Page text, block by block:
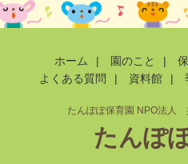
ホーム | 園のこと |
よくある質問
| 資料館 |
たんぽぽ保育園 NPO法人
たんぽ